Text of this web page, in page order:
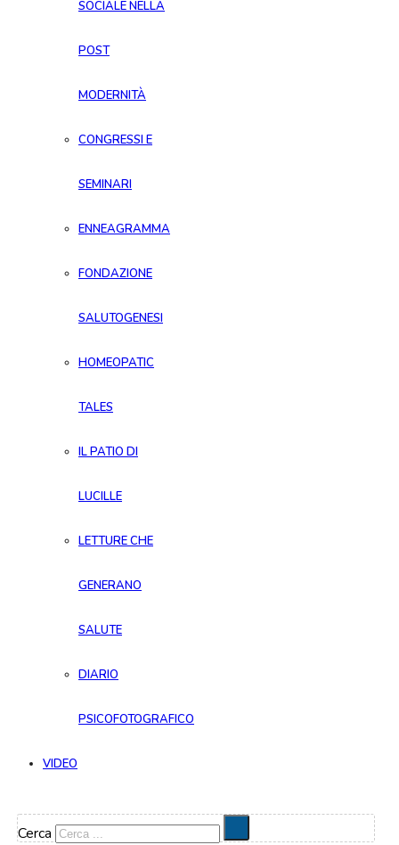
SOCIALE NELLA
POST
MODERNITÀ
CONGRESSI E
SEMINARI
ENNEAGRAMMA
FONDAZIONE
SALUTOGENESI
HOMEOPATIC
TALES
IL PATIO DI
LUCILLE
LETTURE CHE
GENERANO
SALUTE
DIARIO
PSICOFOTOGRAFICO
VIDEO
Cerca